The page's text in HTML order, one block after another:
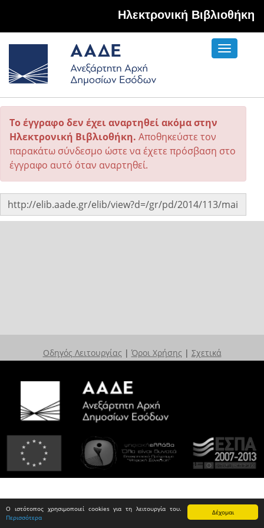
Δέχομαι
Ο ιστότοπος χρησιμοποιεί cookies για τη λειτουργία του.
Περισσότερα
Hλεκτρονική Βιβλιοθήκη
Toggle
Το έγγραφο δεν έχει αναρτηθεί ακόμα στην
Ηλεκτρονική Βιβλιοθήκη. Αποθηκεύστε τον
παρακάτω σύνδεσμο ώστε να έχετε πρόσβαση στο
έγγραφο αυτό όταν αναρτηθεί.
Οδηγός Λειτουργίας | Όροι Χρήσης | Σχετικά